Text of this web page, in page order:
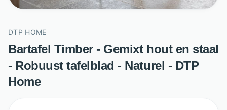
DTP HOME
Bartafel Timber - Gemixt hout en staal
- Robuust tafelblad - Naturel - DTP
Home